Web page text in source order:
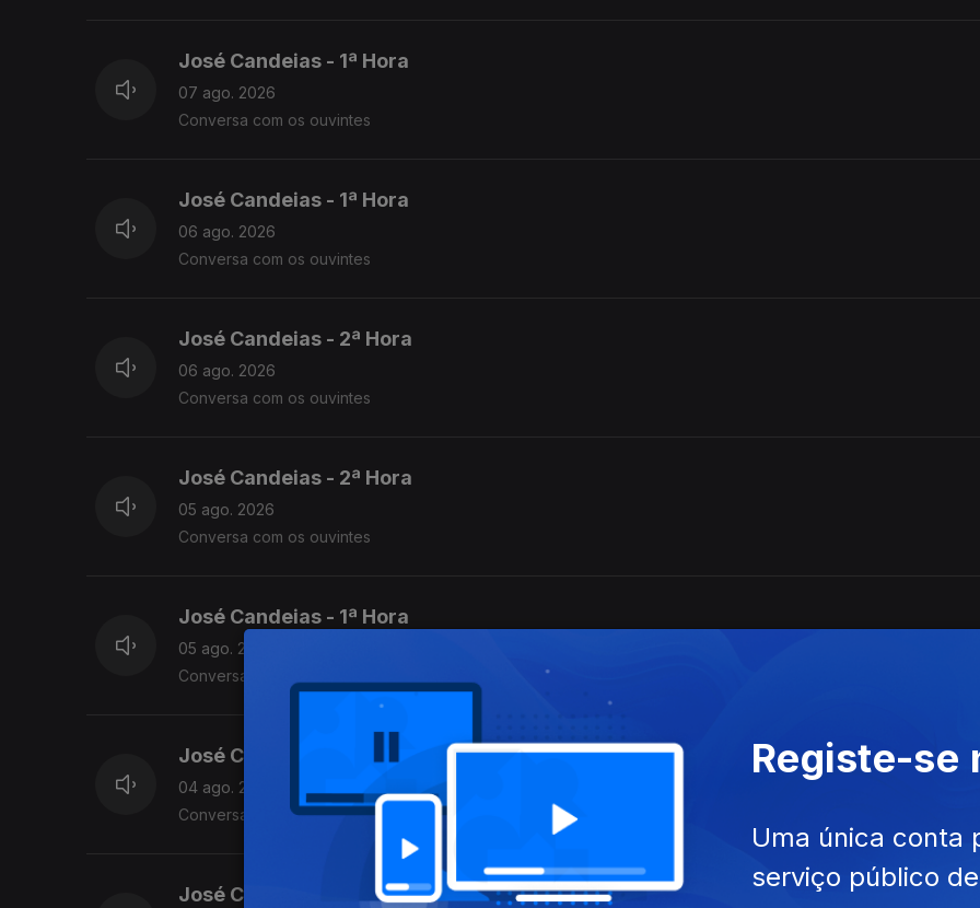
José Candeias - 1ª Hora
07 ago. 2026
Conversa com os ouvintes
José Candeias - 1ª Hora
06 ago. 2026
Conversa com os ouvintes
José Candeias - 2ª Hora
06 ago. 2026
Conversa com os ouvintes
José Candeias - 2ª Hora
05 ago. 2026
Conversa com os ouvintes
José Candeias - 1ª Hora
05 ago. 2026
Conversa com os ouvintes
José Candeias - 2ª Hora
04 ago. 2026
Conversa com os ouvintes
José Candeias - 1ª Hora
Registe-se
Uma única conta
serviço público